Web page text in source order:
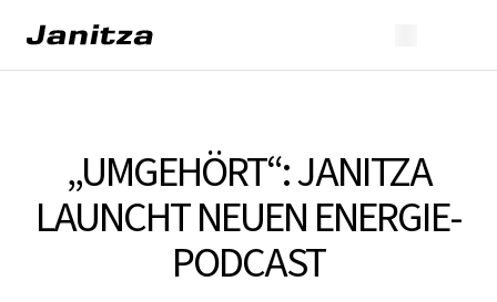
„UMGEHÖRT“: JANITZA
LAUNCHT NEUEN ENERGIE-
PODCAST